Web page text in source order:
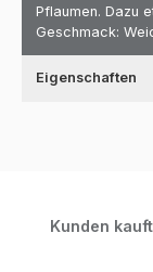
Pflaumen. Dazu
Geschmack:
Eigenschaften
Produktgalerie
Kunden